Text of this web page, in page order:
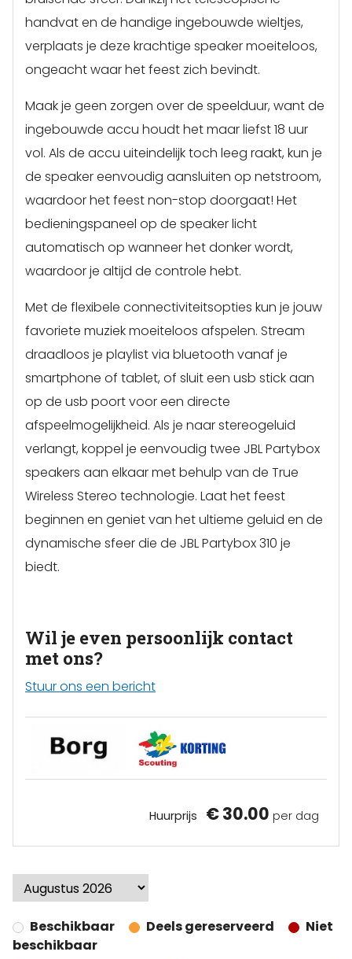
handvat en de handige ingebouwde wieltjes,
verplaats je deze krachtige speaker moeiteloos,
ongeacht waar het feest zich bevindt.
Maak je geen zorgen over de speelduur, want de
ingebouwde accu houdt het maar liefst 18 uur
vol. Als de accu uiteindelijk toch leeg raakt, kun je
de speaker eenvoudig aansluiten op netstroom,
waardoor het feest non-stop doorgaat! Het
bedieningspaneel op de speaker licht
automatisch op wanneer het donker wordt,
waardoor je altijd de controle hebt.
Met de flexibele connectiviteitsopties kun je jouw
favoriete muziek moeiteloos afspelen. Stream
draadloos je playlist via bluetooth vanaf je
smartphone of tablet, of sluit een usb stick aan
op de usb poort voor een directe
afspeelmogelijkheid. Als je naar stereogeluid
verlangt, koppel je eenvoudig twee JBL Partybox
speakers aan elkaar met behulp van de True
Wireless Stereo technologie. Laat het feest
beginnen en geniet van het ultieme geluid en de
dynamische sfeer die de JBL Partybox 310 je
biedt.
Wil je even persoonlijk contact
met ons?
Stuur ons een bericht
Huurprijs € 30.00 per dag
Beschikbaar Deels gereserveerd
Niet
beschikbaar